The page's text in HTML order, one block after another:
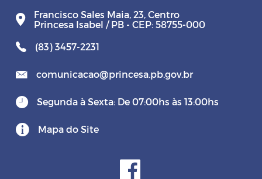
Francisco Sales Maia, 23, Centro
Princesa Isabel / PB - CEP: 58755-000
(83) 3457-2231
comunicacao@princesa.pb.gov.br
Segunda à Sexta: De 07:00hs às 13:00hs
Mapa do Site